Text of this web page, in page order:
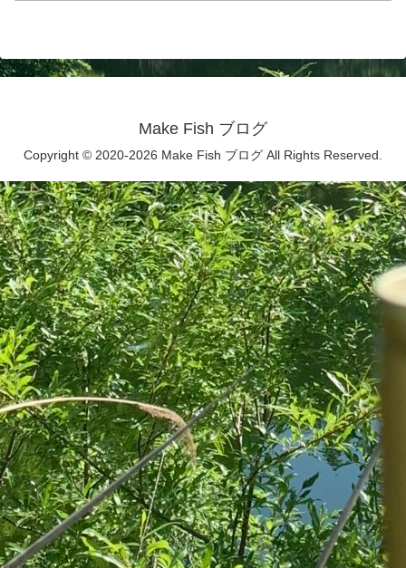
Make Fish ブログ
Copyright © 2020-2026 Make Fish ブログ All Rights Reserved.